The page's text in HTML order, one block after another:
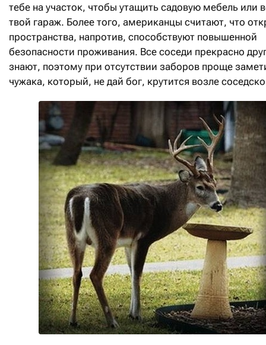
тебе на участок, чтобы утащить садовую мебель или
твой гараж. Более того, американцы считают, что
пространства, напротив, способствуют повышенной
безопасности проживания. Все соседи прекрасно
знают, поэтому при отсутствии заборов проще
чужака, который, не дай бог, крутится возле